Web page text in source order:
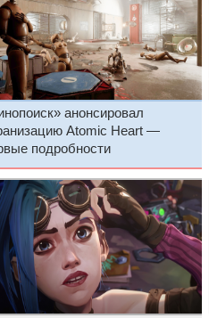
анонсировал
Atomic Heart —
подробности